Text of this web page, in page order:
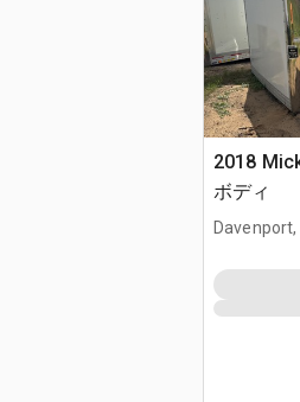
2018
ボディ
Davenport,